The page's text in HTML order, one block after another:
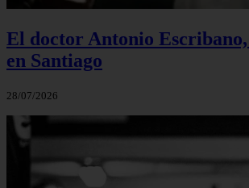
El doctor Antonio
en Santiago
28/07/2026